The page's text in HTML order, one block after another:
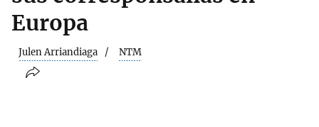
Europa
Julen Arriandiaga NTM